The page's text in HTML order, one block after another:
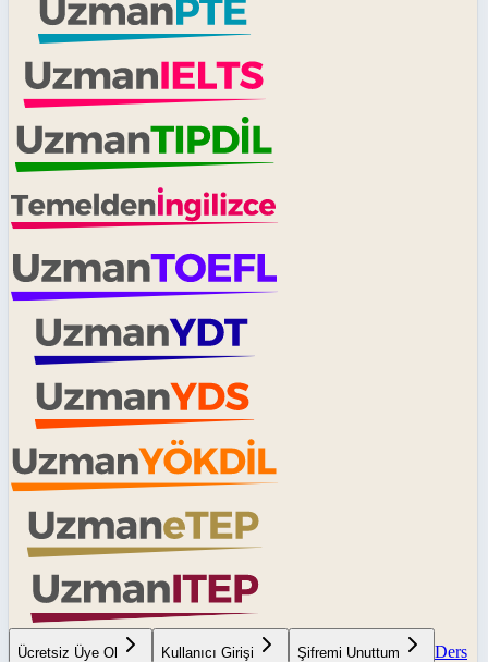
Ücretsiz Üye Ol Kullanıcı Girişi Şifremi Unuttum
Ders